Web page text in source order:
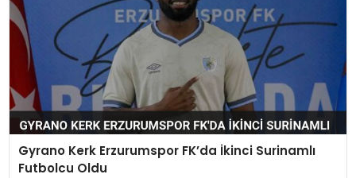
Gyrano Kerk Erzurumspor FK’da İkinci Surinamlı
Futbolcu Oldu